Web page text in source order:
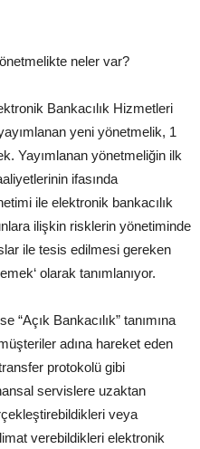
neler var?
Bankacılık Hizmetleri
yeni yönetmelik, 1
Yayımlanan yönetmeliğin ilk
ifasında
ile elektronik bankacılık
ilişkin risklerin yönetiminde
ile tesis edilmesi gereken
olarak tanımlanıyor.
“Açık Bankacılık” tanımına
adına hareket eden
protokolü gibi
servislere uzaktan
veya
verebildikleri elektronik